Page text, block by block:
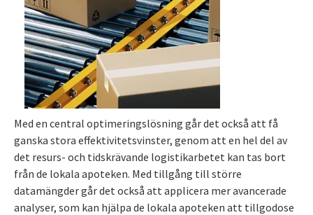
Med en central optimeringslösning går det också att få
ganska stora effektivitetsvinster, genom att en hel del av
det resurs- och tidskrävande logistikarbetet kan tas bort
från de lokala apoteken. Med tillgång till större
datamängder går det också att applicera mer avancerade
analyser, som kan hjälpa de lokala apoteken att tillgodose